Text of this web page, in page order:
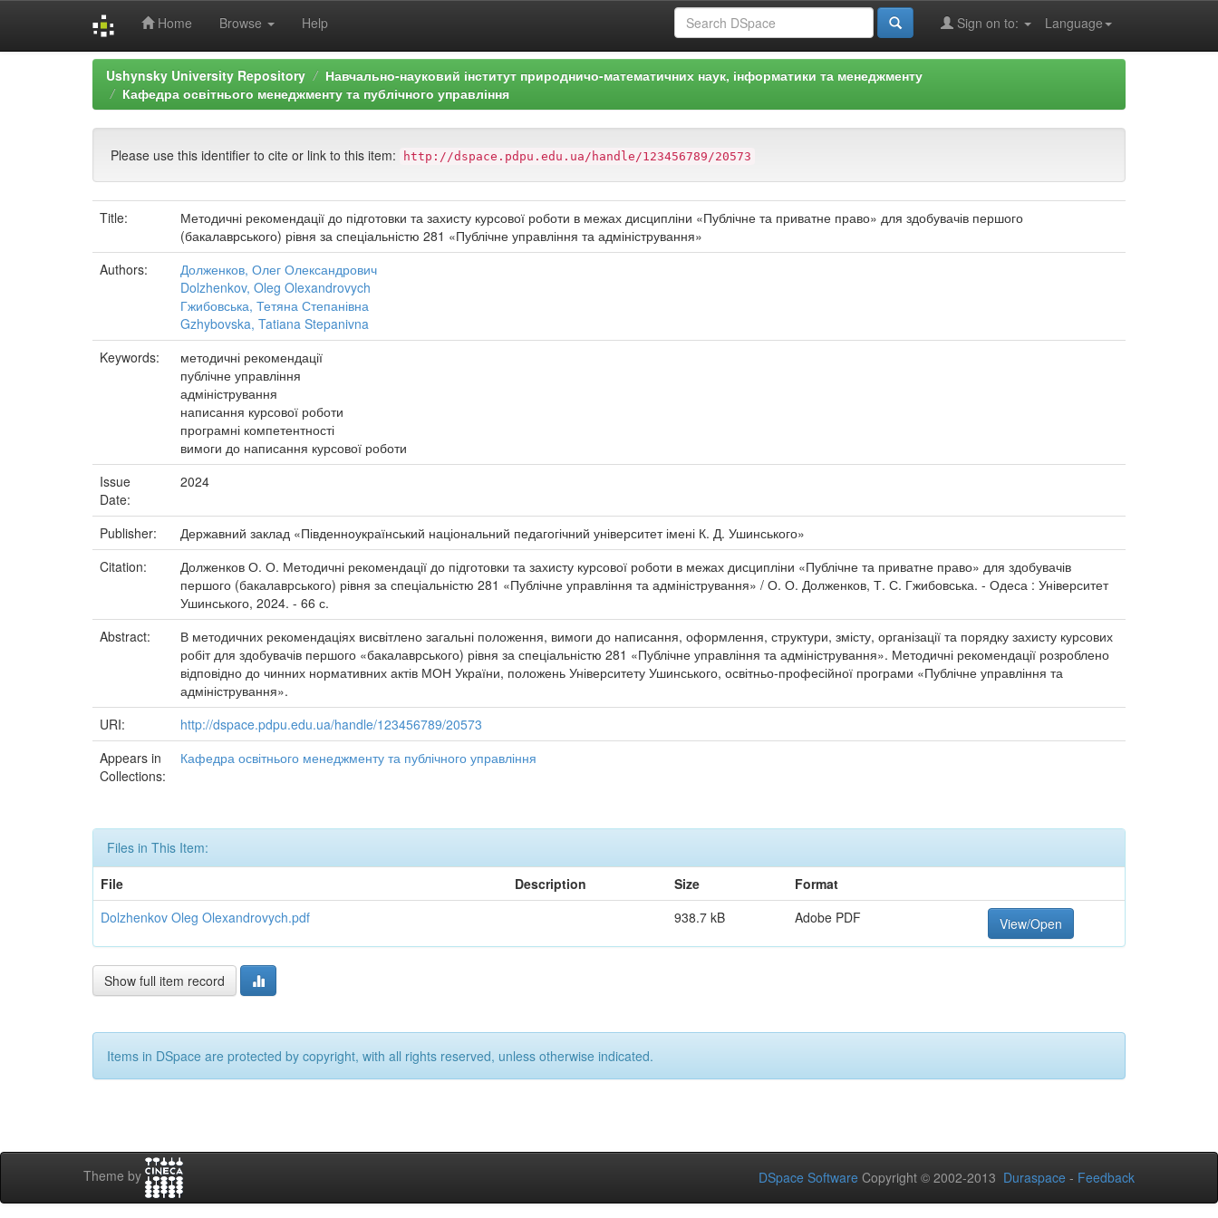
Home Browse Help Language
Sign on to:
Ushynsky University Repository
Навчально-науковий інститут природничо-математичних наук, інформатики та менеджменту
Кафедра освітнього менеджменту та публічного управління
Please use this identifier to cite or link to this item: http://dspace.pdpu.edu.ua/handle/123456789/20573
Title:
Методичні рекомендації до підготовки та захисту курсової роботи в межах дисципліни «Публічне та приватне право» для здобувачів першого
(бакалаврського) рівня за спеціальністю 281 «Публічне управління та адміністрування»
Authors:
Долженков, Олег Олександрович
Dolzhenkov, Oleg Olexandrovych
Гжибовська, Тетяна Степанівна
Gzhybovska, Tatiana Stepanivna
Keywords:
методичні рекомендації
публічне управління
адміністрування
написання курсової роботи
програмні компетентності
вимоги до написання курсової роботи
Issue
Date:
2024
Publisher:
Державний заклад «Південноукраїнський національний педагогічний університет імені К. Д. Ушинського»
Citation:
Долженков О. О. Методичні рекомендації до підготовки та захисту курсової роботи в межах дисципліни «Публічне та приватне право» для здобувачів
першого (бакалаврського) рівня за спеціальністю 281 «Публічне управління та адміністрування» / О. О. Долженков, Т. С. Гжибовська. - Одеса : Університет
Ушинського, 2024. - 66 с.
Abstract:
В методичних рекомендаціях висвітлено загальні положення, вимоги до написання, оформлення, структури, змісту, організації та порядку захисту курсових
робіт для здобувачів першого «бакалаврського) рівня за спеціальністю 281 «Публічне управління та адміністрування». Методичні рекомендації розроблено
відповідно до чинних нормативних актів МОН України, положень Університету Ушинського, освітньо-професійної програми «Публічне управління та
адміністрування».
URI:
http://dspace.pdpu.edu.ua/handle/123456789/20573
Appears in
Collections:
Кафедра освітнього менеджменту та публічного управління
Files in This Item:
File
Description Size
Format
Dolzhenkov Oleg Olexandrovych.pdf
938.7 kB Adobe PDF View/Open
Show full item record
Items in DSpace are protected by copyright, with all rights reserved, unless otherwise indicated.
Theme by DSpace Software Copyright © 2002-2013 Duraspace - Feedback